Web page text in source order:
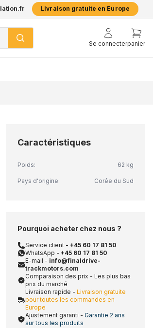
Livraison gratuite en Europe
Se connecterpanier
Caractéristiques
Poids: 62 kg
Pays d'origine: Corée du Sud
Pourquoi acheter chez nous ?
Service client - +45 60 17 81 50
WhatsApp - +45 60 17 81 50
E-mail - info@finaldrive-
trackmotors.com
Comparaison des prix - Les plus bas
prix du marché
Livraison rapide - Livraison gratuite
pour toutes les commandes en
Europe
Ajustement garanti - Garantie 2 ans
sur tous les produits